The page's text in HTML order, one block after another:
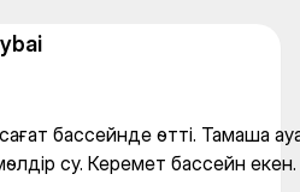
бассейнде өтті. Тамаша
су. Керемет бассейн екен.